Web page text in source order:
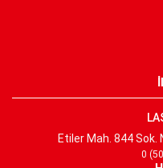
Etiler Mah. 844
0